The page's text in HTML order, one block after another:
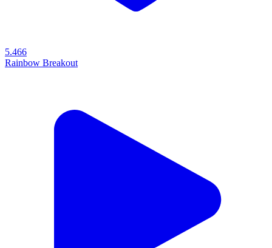
5.466
Rainbow Breakout